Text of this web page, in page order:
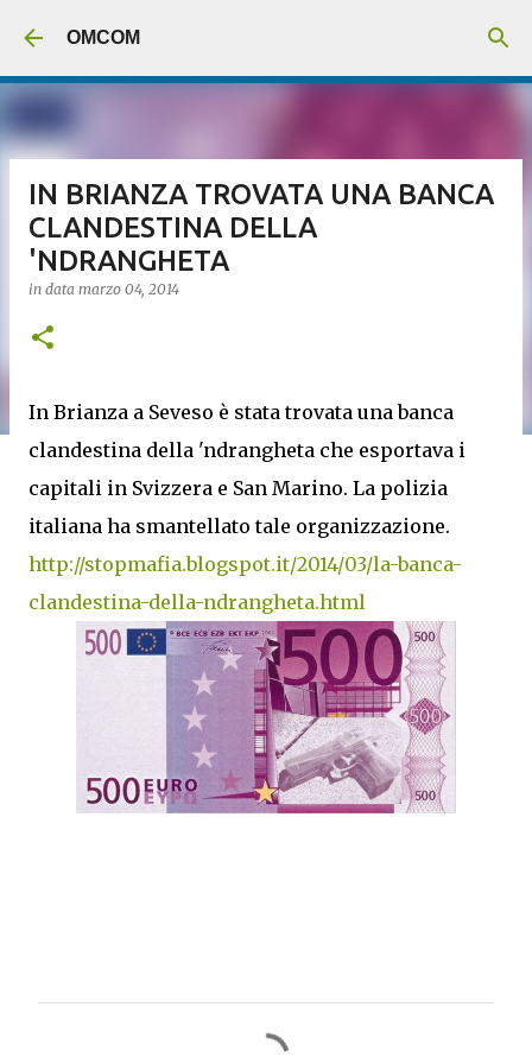
OMCOM
IN BRIANZA TROVATA UNA BANCA
CLANDESTINA DELLA
'NDRANGHETA
in data marzo 04, 2014
In Brianza a Seveso è stata trovata una banca
clandestina della 'ndrangheta che esportava i
capitali in Svizzera e San Marino. La polizia
italiana ha smantellato tale organizzazione.
http://stopmafia.blogspot.it/2014/03/la-banca-
clandestina-della-ndrangheta.html